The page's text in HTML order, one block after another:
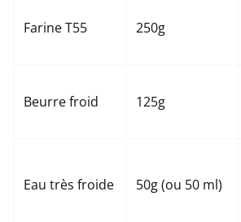
Farine T55 250g
Beurre froid 125g
Eau très froide 50g (ou 50 ml)